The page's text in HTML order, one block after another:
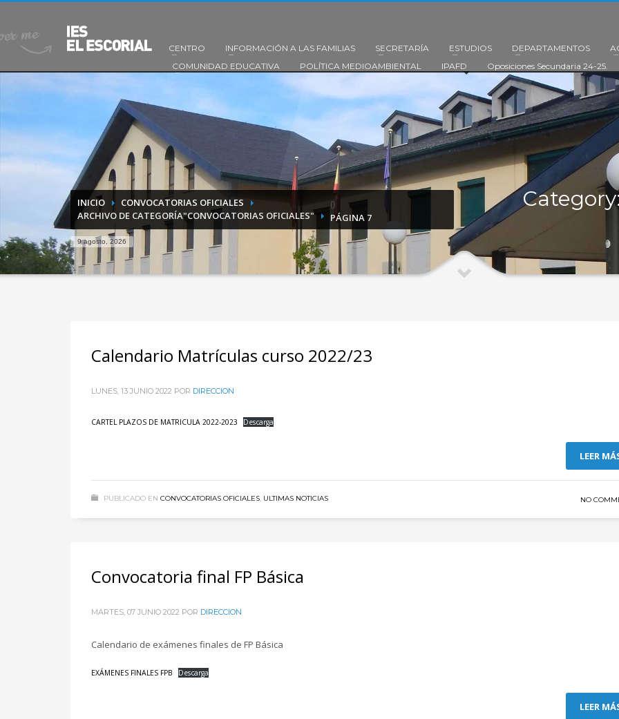
CENTRO INFORMACIÓN A LAS FAMILIAS SECRETARÍA ESTUDIOS DEPARTAMENTOS
COMUNIDAD EDUCATIVA
POLÍTICA MEDIOAMBIENTAL IPAFD Oposiciones Secundaria 24-25.
INICIO
CONVOCATORIAS OFICIALES
ARCHIVO DE CATEGORÍA"CONVOCATORIAS OFICIALES"
(
PÁGINA 7
)
9 agosto, 2026
Calendario Matrículas curso 2022/23
LUNES, 13 JUNIO 2022 POR DIRECCION
CARTEL PLAZOS DE MATRICULA 2022-2023 Descarga
LEER
PUBLICADO EN CONVOCATORIAS OFICIALES, ULTIMAS NOTICIAS NO
Convocatoria final FP Básica
MARTES, 07 JUNIO 2022 POR DIRECCION
Calendario de exámenes finales de FP Básica
EXÁMENES FINALES FPB Descarga
LEER